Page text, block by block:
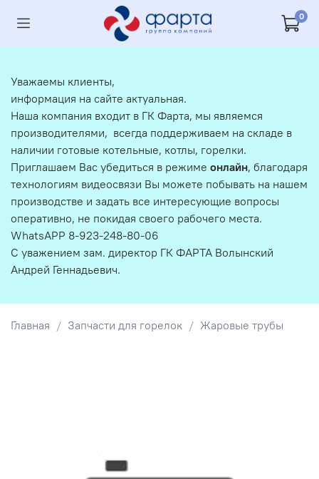
0
Главная Запчасти для горелок Жаровые трубы
Уважаемы клиенты,
информация на сайте актуальная.
Наша компания входит в ГК Фарта, мы являемся
производителями, всегда поддерживаем на складе в
наличии готовые котельные, котлы, горелки.
Приглашаем Вас убедиться в режиме онлайн, благодаря
технологиям видеосвязи Вы можете побывать на нашем
производстве и задать все интересующие вопросы
оперативно, не покидая своего рабочего места.
WhatsAPP 8-923-248-80-06
С уважением зам. директор ГК ФАРТА Волынский
Андрей Геннадьевич.